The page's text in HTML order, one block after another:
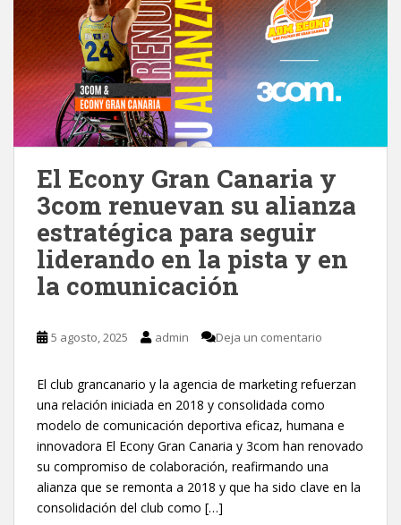
El Econy Gran Canaria y
3com renuevan su alianza
estratégica para seguir
liderando en la pista y en
la comunicación
5 agosto, 2025 admin Deja un comentario
El club grancanario y la agencia de marketing refuerzan
una relación iniciada en 2018 y consolidada como
modelo de comunicación deportiva eficaz, humana e
innovadora El Econy Gran Canaria y 3com han renovado
su compromiso de colaboración, reafirmando una
alianza que se remonta a 2018 y que ha sido clave en la
consolidación del club como […]